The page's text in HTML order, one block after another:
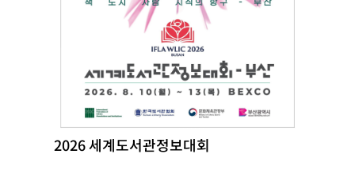
2026 세계도서관정보대회